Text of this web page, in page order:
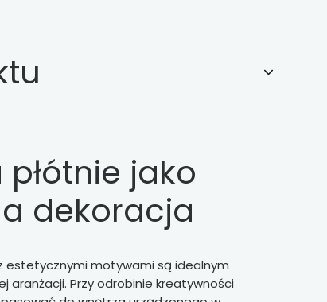
jako
dekoracja
estetycznymi motywami są idealnym
aranżacji. Przy odrobinie kreatywności